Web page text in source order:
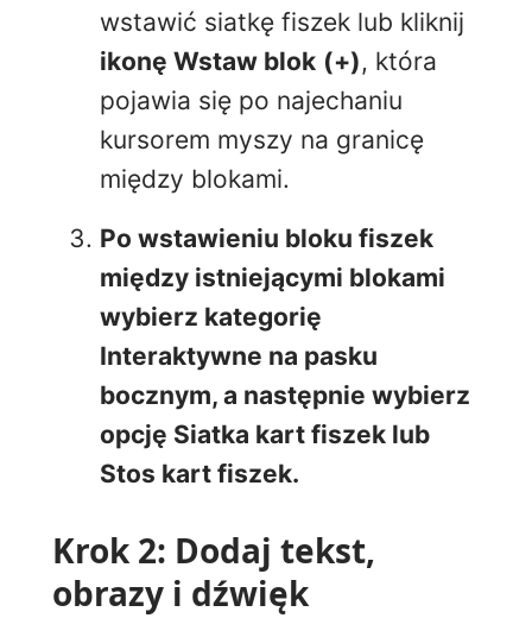
wstawić siatkę fiszek lub kliknij
ikonę Wstaw blok (+), która
pojawia się po najechaniu
kursorem myszy na granicę
między blokami.
Po wstawieniu bloku fiszek
między istniejącymi blokami
wybierz kategorię
Interaktywne na pasku
bocznym, a następnie wybierz
opcję Siatka kart fiszek lub
Stos kart fiszek.
Krok 2: Dodaj tekst,
obrazy i dźwięk